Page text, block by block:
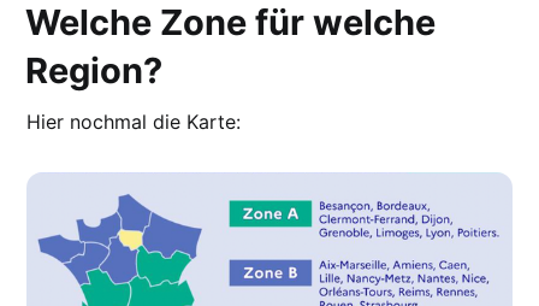
Welche Zone für welche
Region?
Hier nochmal die Karte: